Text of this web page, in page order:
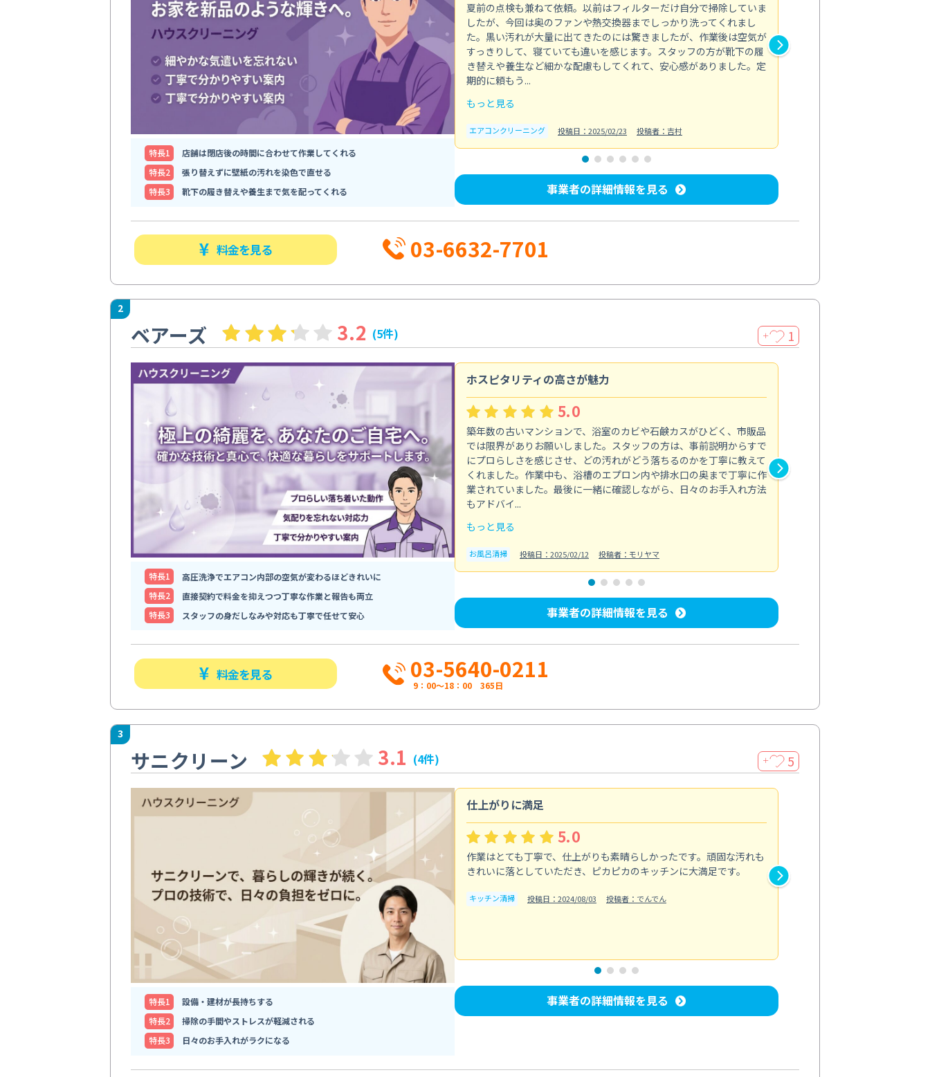
特⻑1
店舗は閉店後の時間に合わせて作業してくれる
特⻑2
張り替えずに壁紙の汚れを染色で直せる
特⻑3
靴下の履き替えや養生まで気を配ってくれる
夏前の点検も兼ねて依頼。以前はフィルターだけ自分で掃除していま
したが、今回は奥のファンや熱交換器までしっかり洗ってくれまし
た。黒い汚れが大量に出てきたのには驚きましたが、作業後は空気が
すっきりして、寝ていても違いを感じます。スタッフの方が靴下の履
き替えや養生など細かな配慮もしてくれて、安心感がありました。定
期的に頼もう...
もっと見る
エアコンクリーニング 投稿日：2025/02/23 投稿者：吉村
事業者の詳細情報を見る
料金を見る 03-6632-7701
2
ベアーズ 3.2 (5件) ＋ 1
特⻑1
高圧洗浄でエアコン内部の空気が変わるほどきれいに
特⻑2
直接契約で料金を抑えつつ丁寧な作業と報告も両立
特⻑3
スタッフの身だしなみや対応も丁寧で任せて安心
ホスピタリティの高さが魅力
5.0
築年数の古いマンションで、浴室のカビや石鹸カスがひどく、市販品
では限界がありお願いしました。スタッフの方は、事前説明からすで
にプロらしさを感じさせ、どの汚れがどう落ちるのかを丁寧に教えて
くれました。作業中も、浴槽のエプロン内や排水口の奥まで丁寧に作
業されていました。最後に一緒に確認しながら、日々のお手入れ方法
もアドバイ...
もっと見る
お風呂清掃 投稿日：2025/02/12 投稿者：モリヤマ
事業者の詳細情報を見る
料金を見る 03-5640-0211
9：00～18：00 365日
3
サニクリーン 3.1 (4件) ＋ 5
特⻑1
設備・建材が長持ちする
特⻑2
掃除の手間やストレスが軽減される
特⻑3
日々のお手入れがラクになる
仕上がりに満足
5.0
作業はとても丁寧で、仕上がりも素晴らしかったです。頑固な汚れも
きれいに落としていただき、ピカピカのキッチンに大満足です。
キッチン清掃 投稿日：2024/08/03 投稿者：でんでん
事業者の詳細情報を見る